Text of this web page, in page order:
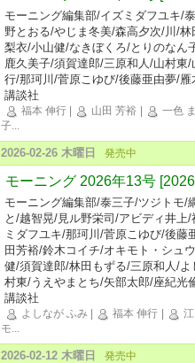
モーニング編集部/イズミダフユキ/
野とおる/やじま冬美/森高夕次/川/
梨衣/小山健/なきぼくろ/とりのなん
鹿久美子/須賀達郎/三原和人/山村東
行/那珂川/菅原こゆび/後藤亜由夢/
講談社
福本 伸行 山田 芳裕
一色
子...
2026-02-26 木曜日 発売中
モーニング 2026年13号
モーニング編集部/泰三子/ツジトモ/
と/越智晃/見ル野栄司/アビディ井
ミダフユキ/那珂川/菅原こゆび/後
田芳裕/鈴木コイチ/オキモト・シュ
健/須賀達郎/林田もずる/三原和人/
村東/うえやまとち/矢部太郎/座紀光
講談社
よしなが ふみ 福本 伸行
モ...
2026-02-12 木曜日 発売中